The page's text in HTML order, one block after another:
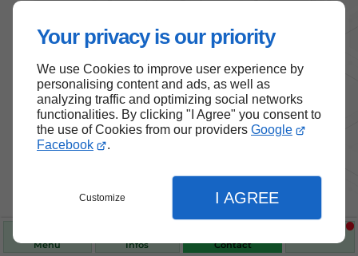
Your privacy is our priority
We use Cookies to improve user experience by
personalising content and ads, as well as
analyzing traffic and optimizing social networks
functionalities. By clicking "I Agree" you consent to
the use of Cookies from our providers Google
Facebook
.
Customize I AGREE
Menu Infos Contact
Nos produits de santé et de